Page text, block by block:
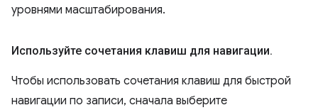
уровнями масштабирования.
Используйте сочетания клавиш для навигации.
Чтобы использовать сочетания клавиш для быстрой
навигации по записи, сначала выберите